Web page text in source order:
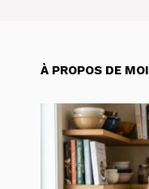
À PROPOS DE MOI